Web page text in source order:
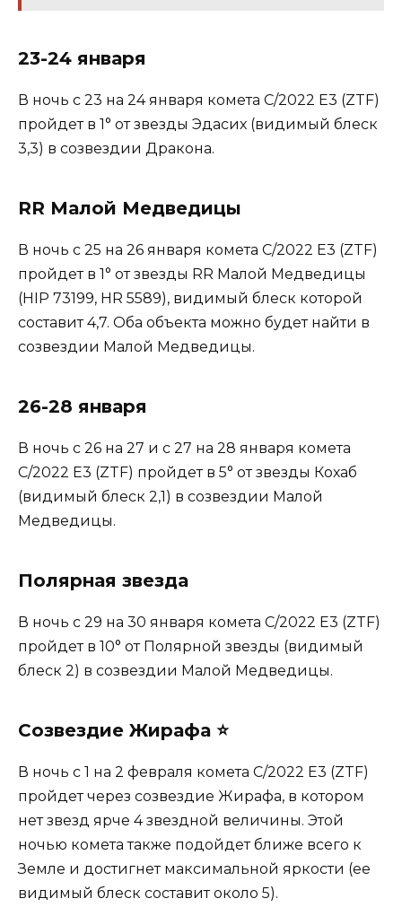
23-24 января
В ночь с 23 на 24 января комета ​​C/2022 E3 (ZTF)
пройдет в 1° от звезды Эдасих (видимый блеск
3,3) в созвездии Дракона.
RR Малой Медведицы
В ночь с 25 на 26 января комета C/2022 E3 (ZTF)
пройдет в 1° от звезды RR Малой Медведицы
(HIP 73199, HR 5589), видимый блеск которой
составит 4,7. Оба объекта можно будет найти в
созвездии Малой Медведицы.
26-28 января
В ночь с 26 на 27 и с 27 на 28 января комета ​​
C/2022 E3 (ZTF) пройдет в 5° от звезды Кохаб
(видимый блеск 2,1) в созвездии Малой
Медведицы.
Полярная звезда
В ночь с 29 на 30 января комета ​​C/2022 E3 (ZTF)
пройдет в 10° от Полярной звезды (видимый
блеск 2) в созвездии Малой Медведицы.
Созвездие Жирафа ⭐
В ночь с 1 на 2 февраля комета ​​C/2022 E3 (ZTF)
пройдет через созвездие Жирафа, в котором
нет звезд ярче 4 звездной величины. Этой
ночью комета также подойдет ближе всего к
Земле и достигнет максимальной яркости (ее
видимый блеск составит около 5).